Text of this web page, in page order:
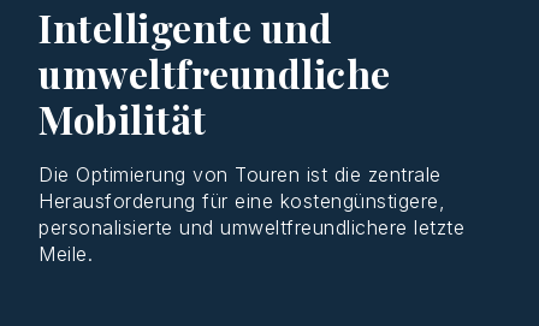
Intelligente und
umweltfreundliche
Mobilität
Die Optimierung von Touren ist die zentrale
Herausforderung für eine kostengünstigere,
personalisierte und umweltfreundlichere letzte
Meile.